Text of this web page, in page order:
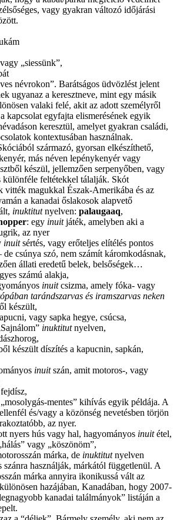
vagy gyakran változó időjárási
„siessünk”,
névrokon”. Barátságos üdvözlést jelent
ugyanaz a keresztneve, mint egy másik
valaki felé, akit az adott személyről
kapcsolat egyfajta elismerésének egyik
keresztül, amelyet gyakran családi,
kontextusában használnak.
származó, gyorsan elkészíthető,
más néven lepénykenyér vagy
készül, jellemzően serpenyőben, vagy
különféle feltétekkel tálalják. Skót
vitték magukkal Észak-Amerikába és az
a kanadai őslakosok alapvető
inuktitutnyelven: palaugaaq,
: egy inuitjáték, amelyben aki a
az nyer
inuitsértés, vagy erőteljes elítélés pontos
csúnya szó, nem számít káromkodásnak,
állati eredetű belek, belsőségek…
számú alakja,
inuitcsizma, amely fóka- vagy
tarándszarvas és iramszarvas neken
készült,
vagy sapka hegye, csúcsa,
inuktitutnyelven,
készült díszítés a kapucnin, sapkán,
inuitszán, amit motoros-, vagy
mentes” kihívás egyik példája. A
és/vagy a közönség nevetésben törjön
az nyer.
nyers hús vagy hal, hagyományos inuitétel,
vagy „köszönöm”,
márka, de inuktitutnyelven
szánra használják, márkától függetlenül. A
márka annyira ikonikussá vált az
hazájában, Kanadában, hogy 2007-
kanadai találmányok” listáján a